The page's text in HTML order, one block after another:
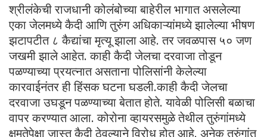
श्रीलंकेची राजधानी कोलंबोच्या बाहेरील भागात असलेल्या
एका जेलमध्ये कैदी आणि तुरुंग अधिकाऱ्यांमध्ये झालेल्या भीषण
झटापटीत ८ कैद्यांचा मृत्यू झाला आहे. तर जवळपास ५० जण
जखमी झाले आहेत. काही कैदी जेलचा दरवाजा तोडून
पळण्याच्या प्रयत्नात असताना पोलिसांनी केलेल्या
कारवाईनंतर ही हिंसक घटना घडली.काही कैदी जेलचा
दरवाजा उघडून पळण्याच्या बेतात होते. यावेळी पोलिसी बळाचा
वापर करण्यात आला. कोरोना व्हायरसमुळे तेथील तुरुंगांमध्ये
क्षमतेपेक्षा जास्त कैदी ठेवल्याने विरोध होत आहे. अनेक तुरुंगांत